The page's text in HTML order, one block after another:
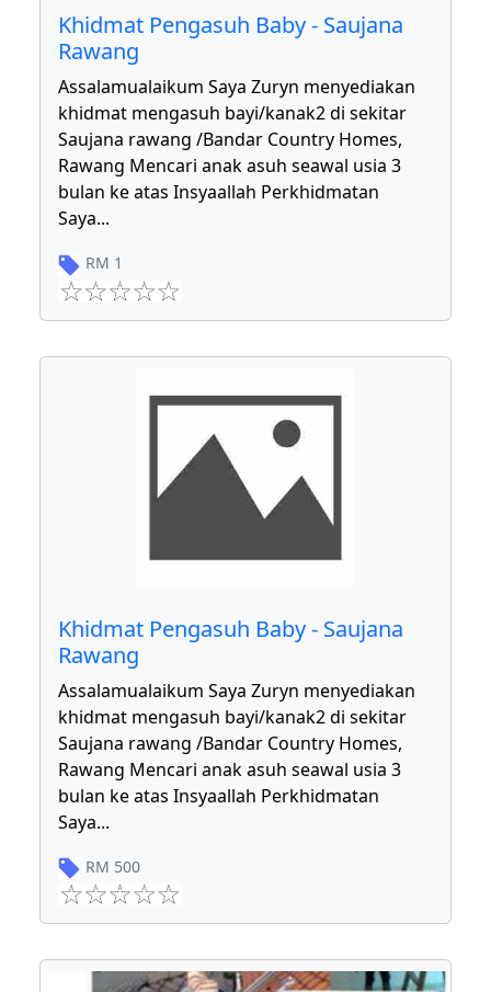
Khidmat Pengasuh Baby - Saujana
Rawang
Assalamualaikum Saya Zuryn menyediakan
khidmat mengasuh bayi/kanak2 di sekitar
Saujana rawang /Bandar Country Homes,
Rawang Mencari anak asuh seawal usia 3
bulan ke atas Insyaallah Perkhidmatan
Saya...
RM 1
Khidmat Pengasuh Baby - Saujana
Rawang
Assalamualaikum Saya Zuryn menyediakan
khidmat mengasuh bayi/kanak2 di sekitar
Saujana rawang /Bandar Country Homes,
Rawang Mencari anak asuh seawal usia 3
bulan ke atas Insyaallah Perkhidmatan
Saya...
RM 500